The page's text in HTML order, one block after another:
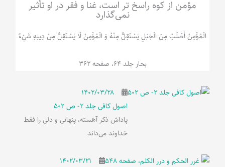
مؤمن از کوه راسخ تر است، غنا و فقر در او تأثیر
نمی‌گذارد
الْمُؤْمِنُ‌ أَصْلَبُ‌ مِنَ‌ الْجَبَلِ‌ یَسْتَقِلُّ مِنْهُ وَ الْمُؤْمِنُ لَا يَسْتَقِلُّ مِنْ دِينِهِ شَيْ‌ءٌ
بحار جلد 64، صفحه 362
۱۴۰۲/۰۳/۲۸
اصول کافی جلد 2- ص 502
پاداش ذکر آهسته، پنهانی و دلی را فقط
خداوند می‌داند
۱۴۰۲/۰۳/۲۱